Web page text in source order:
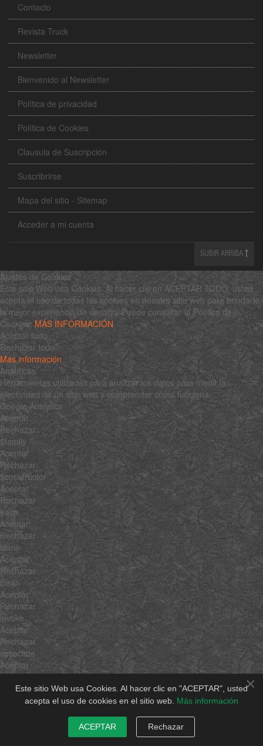
Contacto
Revista Truck
Newsletter
Bienvenido al Newsletter
Política de privacidad
Política de Cookies
Clausula de Suscripción
Suscribrirse
Mapa del sitio - Sitemap
Acceder a mi cuenta
SUBIR ARRIBA
×
Este sitio Web usa Cookies. Al hacer clic en "ACEPTAR", usted
acepta el uso de cookies en el sitio web. Más información
ACEPTAR Rechazar
Ajustes de Cookies
Este sitio Web usa Cookies. Al hacer clic en ACEPTAR TODO, usted
acepta el uso de todas las cookies en nuestro sitio web para brindarle
la mejor experiencia de usuario. Puede consultar la Política de
Cookies: MÁS INFORMACIÓN
Aceptar todo
Rechazar todo
Más información
Analíticas
Herramientas utilizadas para analizar los datos para medir la
efectividad de un sitio web y comprender cómo funciona.
Google Analytics
Aceptar
Rechazar
$family
Aceptar
Rechazar
$constructor
Aceptar
Rechazar
each
Aceptar
Rechazar
clone
Aceptar
Rechazar
clean
Aceptar
Rechazar
invoke
Aceptar
Rechazar
associate
Aceptar
Rechazar
Aceptar